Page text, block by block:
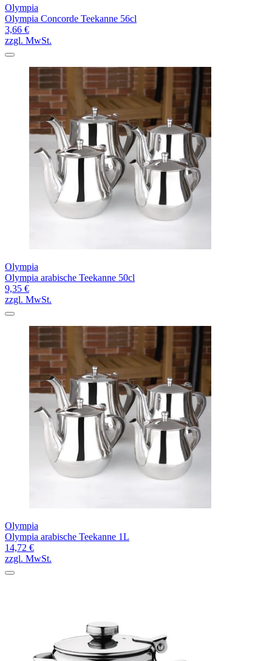
Olympia
Olympia Concorde Teekanne 56cl
3,66 €
zzgl. MwSt.
Olympia
Olympia arabische Teekanne 50cl
9,35 €
zzgl. MwSt.
Olympia
Olympia arabische Teekanne 1L
14,72 €
zzgl. MwSt.